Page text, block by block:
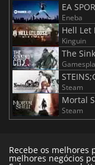
EA
Eneba
Hell Let
Kinguin
The
Steam
Mortal
Steam
Recebe os melhores
melhores negócios